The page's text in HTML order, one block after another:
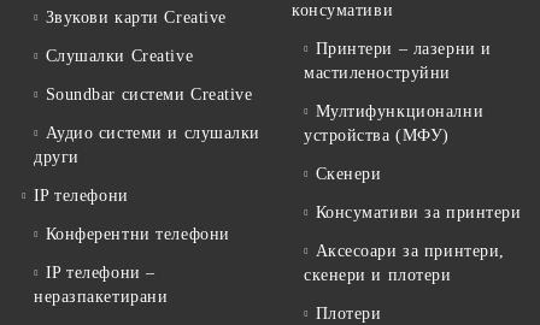
Звукови карти Creative
Слушалки Creative
Soundbar системи Creative
Аудио системи и слушалки
други
IP телефони
Конферентни телефони
IP телефони –
неразпакетирани
консумативи
Принтери – лазерни и
мастиленоструйни
Мултифункционални
устройства (МФУ)
Скенери
Консумативи за принтери
Аксесоари за принтери,
скенери и плотери
Плотери